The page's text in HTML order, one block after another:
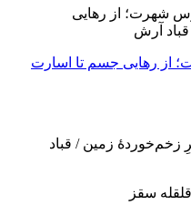
از رهایی جسم تا اسارت
سقز